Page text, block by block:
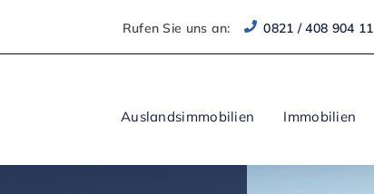
Rufen Sie uns an: 0821 / 408 904 11
Auslandsimmobilien Immobilien